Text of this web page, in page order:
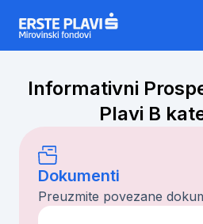
Informativni
Plavi B
Dokumenti
Preuzmite povezane